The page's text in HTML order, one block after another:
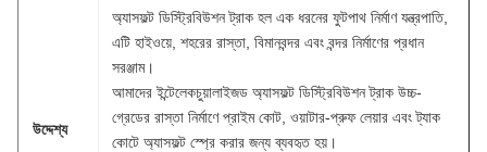
উদ্দেশ্য
অ্যাসফল্ট ডিস্ট্রিবিউশন ট্রাক হল এক ধরনের ফুটপাথ নির্মাণ যন্ত্রপাতি,
এটি হাইওয়ে, শহরের রাস্তা, বিমানবন্দর এবং বন্দর নির্মাণের প্রধান
সরঞ্জাম।
আমাদের ইন্টেলেকচুয়ালাইজড অ্যাসফল্ট ডিস্ট্রিবিউশন ট্রাক উচ্চ-
গ্রেডের রাস্তা নির্মাণে প্রাইম কোট, ওয়াটার-প্রুফ লেয়ার এবং ট্যাক
কোটে অ্যাসফল্ট স্প্রে করার জন্য ব্যবহৃত হয়।